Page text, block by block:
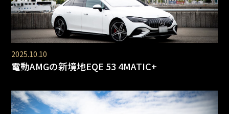
2025.10.10
電動AMGの新境地EQE 53 4MATIC+